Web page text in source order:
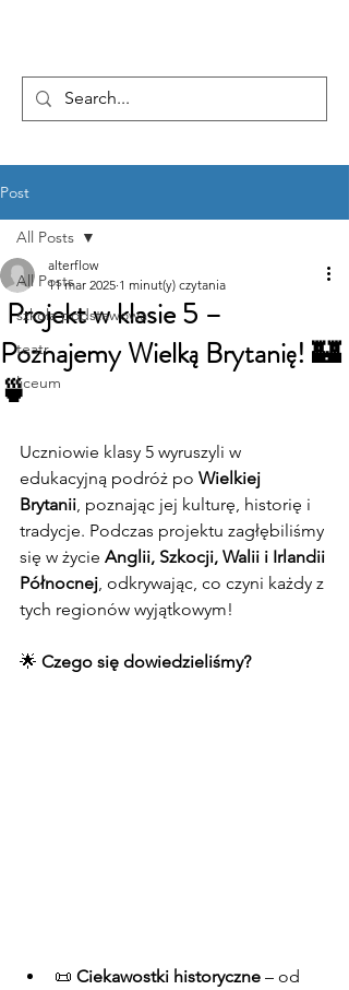
Post
All Posts
szkoła podstawowa
teatr
liceum
All Posts
Projekt w klasie 5 –
Poznajemy Wielką Brytanię! 🏰
🍵
alterflow
11 mar 2025 1 minut(y) czytania
Uczniowie klasy 5 wyruszyli w
edukacyjną podróż po Wielkiej
Brytanii, poznając jej kulturę, historię i
tradycje. Podczas projektu zagłębiliśmy
się w życie Anglii, Szkocji, Walii i Irlandii
Północnej, odkrywając, co czyni każdy z
tych regionów wyjątkowym!
🌟 Czego się dowiedzieliśmy?
📜 Ciekawostki historyczne – od